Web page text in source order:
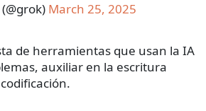
March 25, 2025
de herramientas que usan la IA
auxiliar en la escritura